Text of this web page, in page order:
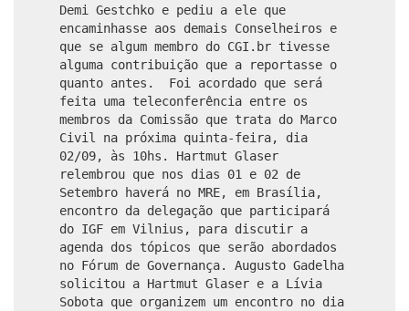
Demi Gestchko e pediu a ele que
encaminhasse aos demais Conselheiros e
que se algum membro do CGI.br tivesse
alguma contribuição que a reportasse o
quanto antes. Foi acordado que será
feita uma teleconferência entre os
membros da Comissão que trata do Marco
Civil na próxima quinta-feira, dia
02/09, às 10hs. Hartmut Glaser
relembrou que nos dias 01 e 02 de
Setembro haverá no MRE, em Brasília,
encontro da delegação que participará
do IGF em Vilnius, para discutir a
agenda dos tópicos que serão abordados
no Fórum de Governança. Augusto Gadelha
solicitou a Hartmut Glaser e a Lívia
Sobota que organizem um encontro no dia